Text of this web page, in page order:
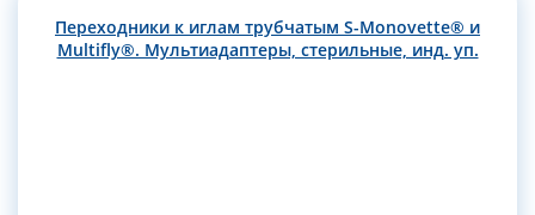
Переходники к иглам трубчатым S-Monovette® и
Multifly®. Мультиадаптеры, стерильные, инд. уп.